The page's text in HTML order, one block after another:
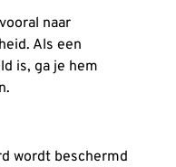
naar
Als een
is, ga je hem
wordt beschermd